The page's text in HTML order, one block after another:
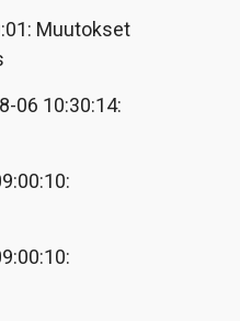
Muutokset
06 10:30:14: